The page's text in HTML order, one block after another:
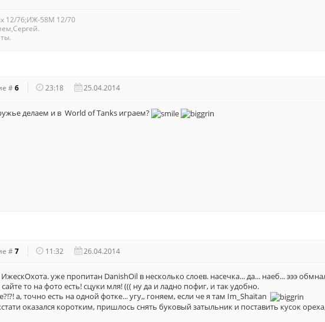
12/76;ИЖ-58М 12/70
#6 23:18 25.04.2014
делаем и в World of Tanks играем?
#7 11:32 26.04.2014
уже пропитан DanishOil в несколько слоев. насечка... да... наеб... эээ
сайте то на фото есть! сцуки мля! ((( ну да и ладно пофиг, и так удобно.
а, точно есть на одной фотке... угу,, гоняем, если че я там Im_Shaitan
оказался коротким, пришлось снять буковый затыльник и поставить кусок